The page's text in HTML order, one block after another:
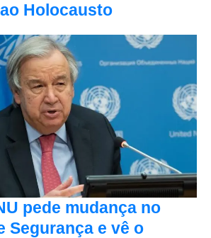
Holocausto
pede mudança no
Segurança e vê o